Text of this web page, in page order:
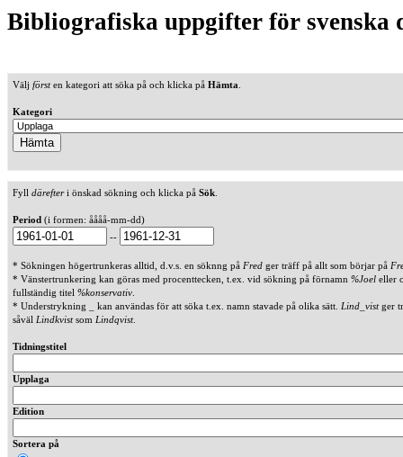
Bibliografiska uppgifter för svenska
Välj försten kategori att söka på och klicka på Hämta
Kategori
Fyll därefteri önskad sökning och klicka på Sök
Period (i formen: åååå-mm-dd)
--
* Sökningen högertrunkeras alltid, d.v.s. en söknng på Fred ger träff på allt som börjar på
* Vänstertrunkering kan göras med procenttecken, t.ex. vid sökning på förnamn %Joel eller
fullständig titel %konservativ
* Understrykning _ kan användas för att söka t.ex. namn stavade på olika sätt. Lind_vistger
såväl Lindkvistsom Lindqvist.
Tidningstitel
Upplaga
Edition
Sortera på